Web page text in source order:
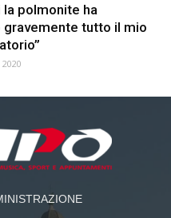
la polmonite ha
tutto il mio